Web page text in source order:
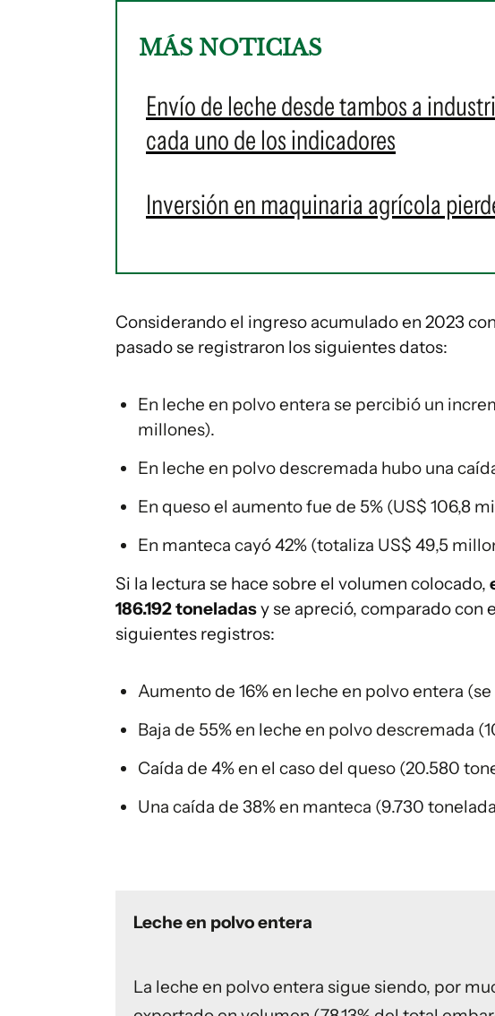
MÁS NOTICIAS
Envío de leche desde tambos a
cada uno de los indicadores
Inversión en maquinaria agrícola
Considerando el ingreso acumulado en 2023
pasado se registraron los siguientes datos:
En leche en polvo entera se percibió un
millones).
En leche en polvo descremada hubo una
En queso el aumento fue de 5% (US$ 106,8
En manteca cayó 42% (totaliza US$ 49,5
Si la lectura se hace sobre el volumen colocado,
186.192 toneladasy se apreció, comparado con
siguientes registros:
Aumento de 16% en leche en polvo entera
Baja de 55% en leche en polvo descremada
Caída de 4% en el caso del queso (20.580
Una caída de 38% en manteca (9.730
Leche en polvo entera
La leche en polvo entera sigue siendo, por